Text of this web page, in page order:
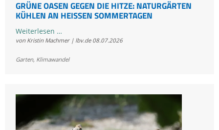
GRÜNE OASEN GEGEN DIE HITZE: NATURGÄRTEN
KÜHLEN AN HEISSEN SOMMERTAGEN
Weiterlesen …Grüne
Oasen
kühlen
an
heißen
von Kristin Machmer | lbv.de 08.07.2026
Garten, Klimawandel